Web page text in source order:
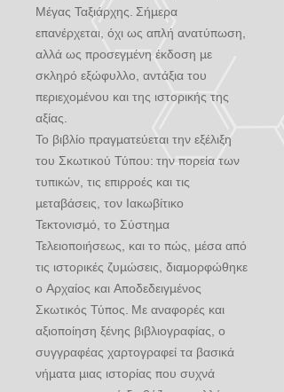
Μέγας Ταξιάρχης. Σήμερα
επανέρχεται, όχι ως απλή ανατύπωση,
αλλά ως προσεγμένη έκδοση με
σκληρό εξώφυλλο, αντάξια του
περιεχομένου και της ιστορικής της
αξίας.
Το βιβλίο πραγματεύεται την εξέλιξη
του Σκωτικού Τύπου: την πορεία των
τυπικών, τις επιρροές και τις
μεταβάσεις, τον Ιακωβίτικο
Τεκτονισμό, το Σύστημα
Τελειοποιήσεως, και το πώς, μέσα από
τις ιστορικές ζυμώσεις, διαμορφώθηκε
ο Αρχαίος και Αποδεδειγμένος
Σκωτικός Τύπος. Με αναφορές και
αξιοποίηση ξένης βιβλιογραφίας, ο
συγγραφέας χαρτογραφεί τα βασικά
νήματα μιας ιστορίας που συχνά